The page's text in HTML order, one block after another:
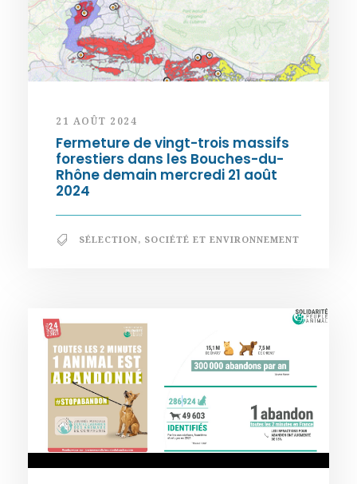
21 AOÛT 2024
Fermeture de vingt-trois massifs
forestiers dans les Bouches-du-
Rhône demain mercredi 21 août
2024
SÉLECTION, SOCIÉTÉ ET ENVIRONNEMENT